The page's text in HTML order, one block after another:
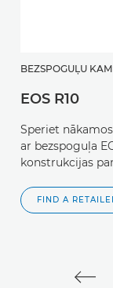
BEZSPOGUĻU
EOS R10
Speriet
ar bezspoguļa
konstrukcijas
FIND A